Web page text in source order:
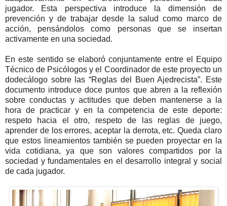
jugador. Esta perspectiva introduce la dimensión de
prevención y de trabajar desde la salud como marco de
acción, pensándolos como personas que se insertan
activamente en una sociedad.
En este sentido se elaboró conjuntamente entre el Equipo
Técnico de Psicólogos y el Coordinador de este proyecto un
dodecálogo sobre las “Reglas del Buen Ajedrecista”. Este
documento introduce doce puntos que abren a la reflexión
sobre conductas y actitudes que deben mantenerse a la
hora de practicar y en la competencia de este deporte:
respeto hacia el otro, respeto de las reglas de juego,
aprender de los errores, aceptar la derrota, etc. Queda claro
que estos lineamientos también se pueden proyectar en la
vida cotidiana, ya que son valores compartidos por la
sociedad y fundamentales en el desarrollo integral y social
de cada jugador.